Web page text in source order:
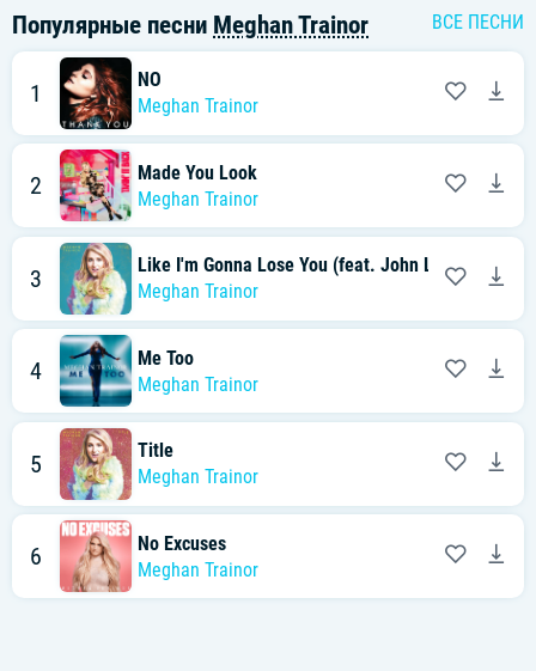
Популярные песни Meghan Trainor ВСЕ ПЕСНИ
1
NO
Meghan Trainor
2
Made You Look
Meghan Trainor
3
Like I'm Gonna Lose You (feat. John Legend)
Meghan Trainor
4
Me Too
Meghan Trainor
5
Title
Meghan Trainor
6
No Excuses
Meghan Trainor